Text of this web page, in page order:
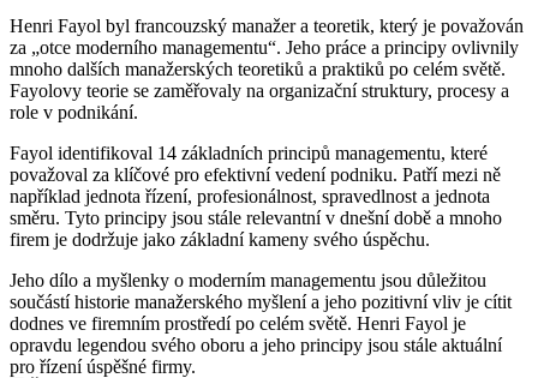
Henri Fayol byl francouzský manažer a teoretik, který je považován
za „otce moderního managementu“. Jeho práce a principy ovlivnily
mnoho dalších manažerských teoretiků a praktiků po celém světě.
Fayolovy teorie se zaměřovaly na organizační struktury, procesy a
role v podnikání.
Fayol identifikoval 14 základních principů managementu, které
považoval za klíčové pro efektivní vedení podniku. Patří mezi ně
například jednota řízení, profesionálnost, spravedlnost a jednota
směru. Tyto principy jsou stále relevantní v dnešní době a mnoho
firem je dodržuje jako základní kameny svého úspěchu.
Jeho dílo a myšlenky o moderním managementu jsou důležitou
součástí historie manažerského myšlení a jeho pozitivní vliv je cítit
dodnes ve firemním prostředí po celém světě. Henri Fayol je
opravdu legendou svého oboru a jeho principy jsou stále aktuální
pro řízení úspěšné firmy.